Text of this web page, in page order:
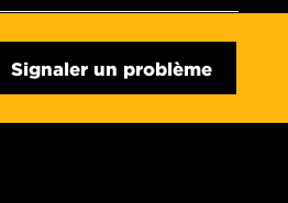
Signaler un problème